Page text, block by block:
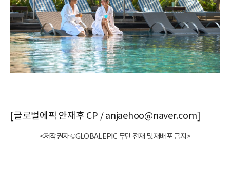
[글로벌에픽 안재후 CP / anjaehoo@naver.com]
<저작권자 ©GLOBALEPIC 무단 전재 및 재배포 금지>